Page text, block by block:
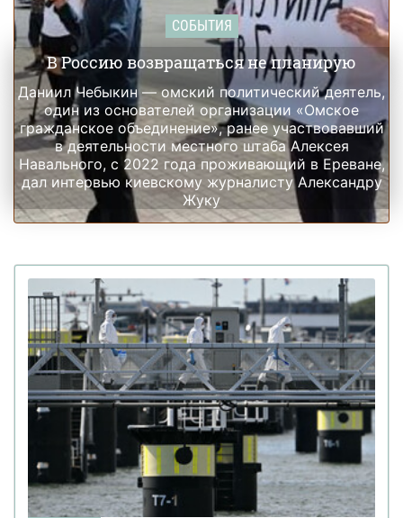
СОБЫТИЯ
В Россию возвращаться не планирую
Даниил Чебыкин — омский политический деятель,
один из основателей организации «Омское
гражданское объединение», ранее участвовавший
в деятельности местного штаба Алексея
Навального, с 2022 года проживающий в Ереване,
дал интервью киевскому журналисту Александру
Жуку